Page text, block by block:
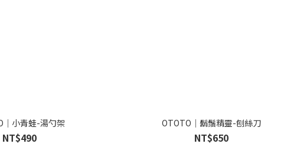
｜小青蛙-湯勺架
NT$490
OTOTO｜鬍鬚精靈-刨絲刀
NT$650